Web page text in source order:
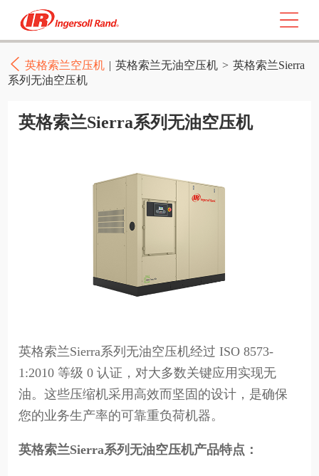
英格索兰空压机 | 英格索兰无油空压机 > 英格索兰Sierra
系列无油空压机
英格索兰Sierra系列无油空压机
英格索兰Sierra系列无油空压机经过 ISO 8573-
1:2010 等级 0 认证，对大多数关键应用实现无
油。这些压缩机采用高效而坚固的设计，是确保
您的业务生产率的可靠重负荷机器。
英格索兰Sierra系列无油空压机产品特点：